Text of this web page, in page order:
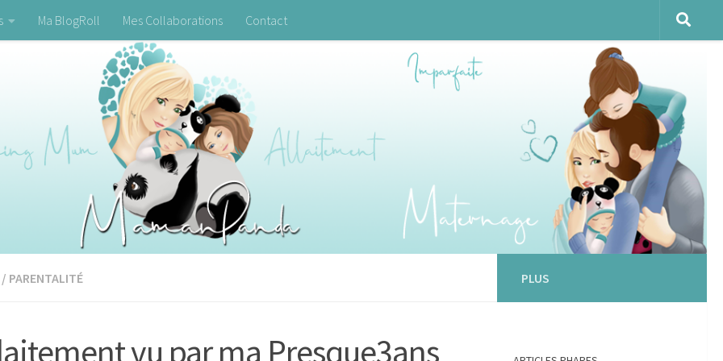
Ma BlogRoll Mes Collaborations Contact
/ PARENTALITÉ
vu par ma Presque3ans
PLUS